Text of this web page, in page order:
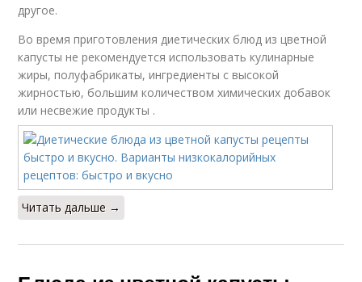
другое.
Во время приготовления диетических блюд из цветной
капусты не рекомендуется использовать кулинарные
жиры, полуфабрикаты, ингредиенты с высокой
жирностью, большим количеством химических добавок
или несвежие продукты .
Читать дальше →